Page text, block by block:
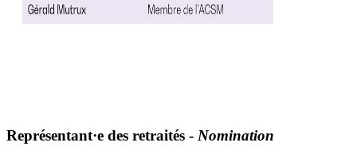
Représentant·e des retraités - Nomination